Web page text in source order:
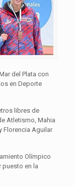
del Plata con
en Deporte
libres de
Atletismo, Mahia
Florencia Aguilar
Olímpico
puesto en la